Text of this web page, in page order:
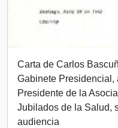
Carta de Carlos
Gabinete Presidencial,
Presidente de la
Jubilados de la Salud,
audiencia